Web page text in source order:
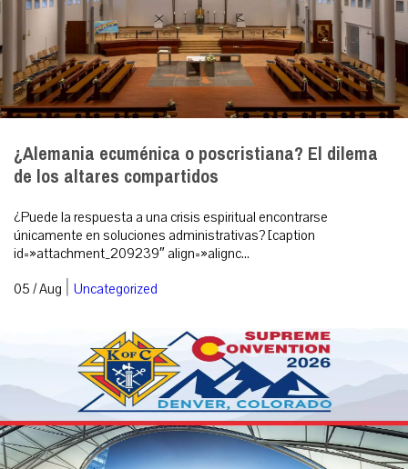
¿Alemania ecuménica o poscristiana? El dilema
de los altares compartidos
¿Puede la respuesta a una crisis espiritual encontrarse
únicamente en soluciones administrativas? [caption
id=»attachment_209239″ align=»alignc...
05 / Aug | Uncategorized